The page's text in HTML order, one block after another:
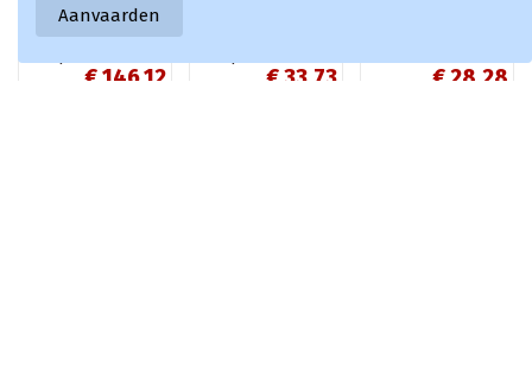
Zachte sneakers
dames Big Star
€ 146,12 € 33,73
snøre fra Torres
€ 28,28
Aanvaarden